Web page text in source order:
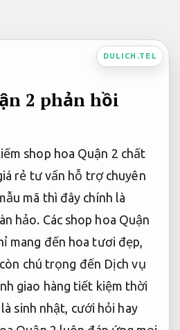
DULICH.TEL
2 phản hồi
shop hoa Quận 2 chất
rẻ tư vấn hỗ trợ chuyên
mã thì đây chính là
hảo. Các shop hoa Quận
mang đến hoa tươi đẹp,
chú trọng đến Dịch vụ
giao hàng tiết kiệm thời
sinh nhật, cưới hỏi hay